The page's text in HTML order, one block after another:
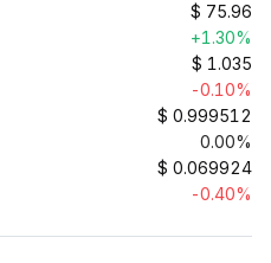
$ 75.96
+1.30%
$ 1.035
-0.10%
$ 0.999512
0.00%
$ 0.069924
-0.40%